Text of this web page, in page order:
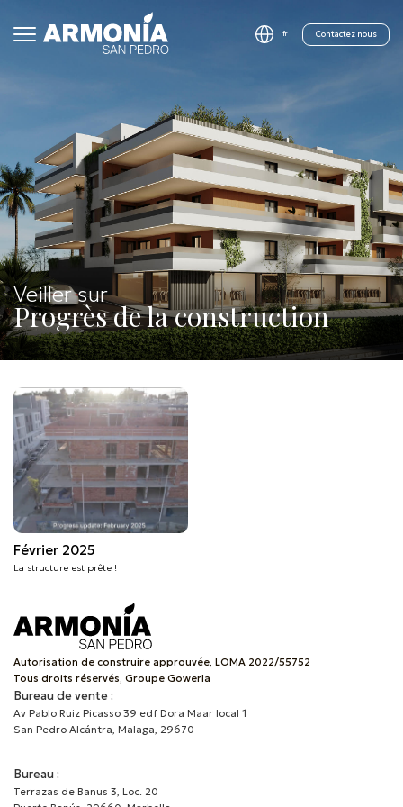
fr Contactez nous
Veiller sur
Progrès de la construction
Février 2025
La structure est prête !
Autorisation de construire approuvée, LOMA 2022/55752
Tous droits réservés, Groupe Gowerla
Bureau de vente :
Av Pablo Ruiz Picasso 39 edf Dora Maar local 1
San Pedro Alcántra, Malaga, 29670
Bureau :
Terrazas de Banus 3, Loc. 20